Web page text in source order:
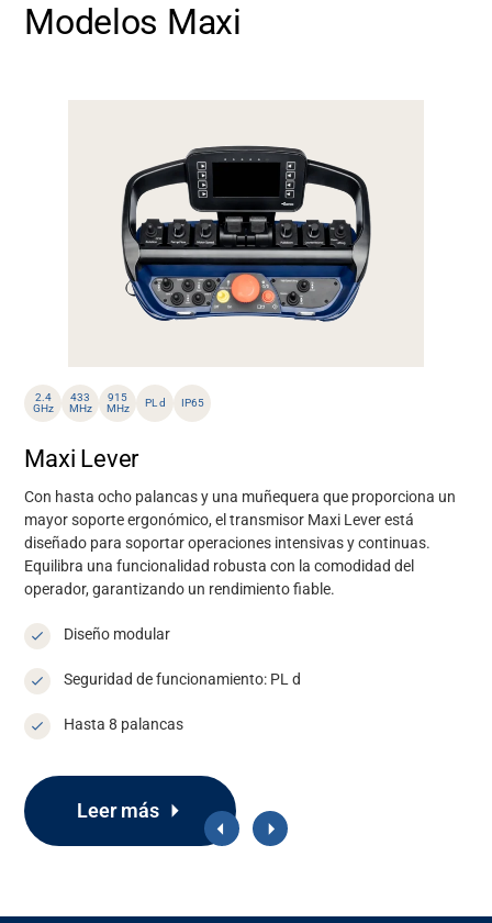
Modelos Maxi
2.4
GHz
433
MHz
915
MHz
PL d IP65
Maxi Lever
Con hasta ocho palancas y una muñequera que proporciona un
mayor soporte ergonómico, el transmisor Maxi Lever está
diseñado para soportar operaciones intensivas y continuas.
Equilibra una funcionalidad robusta con la comodidad del
operador, garantizando un rendimiento fiable.
Diseño modular
Seguridad de funcionamiento: PL d
Hasta 8 palancas
Leer más